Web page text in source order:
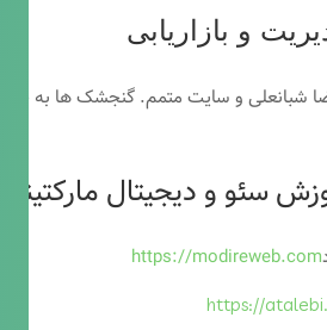
و بازاریابی
شبانعلی و سایت متمم. گنجشک ها به
سئو و دیجیتال
https://modireweb.com
https://